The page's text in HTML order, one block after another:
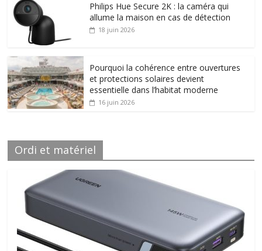
Philips Hue Secure 2K : la caméra qui
allume la maison en cas de détection
18 juin 2026
Pourquoi la cohérence entre ouvertures
et protections solaires devient
essentielle dans l’habitat moderne
16 juin 2026
Ordi et matériel